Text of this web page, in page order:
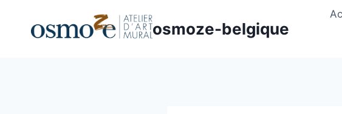
contenu
osmoze-belgique